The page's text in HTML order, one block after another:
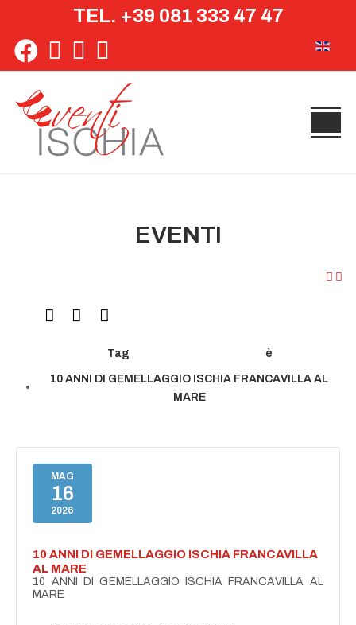
TEL. +39 081 333 47 47
EVENTI
Tag è
10 ANNI DI GEMELLAGGIO ISCHIA FRANCAVILLA AL
MARE
MAG
16
2026
10 ANNI DI GEMELLAGGIO ISCHIA FRANCAVILLA
AL MARE
10 ANNI DI GEMELLAGGIO ISCHIA FRANCAVILLA AL
MARE